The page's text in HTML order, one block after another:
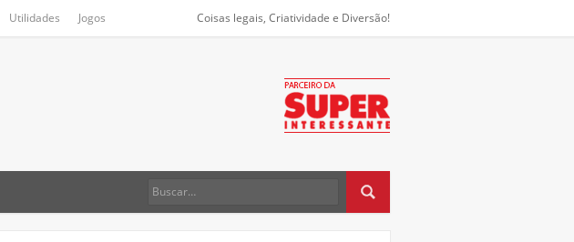
Utilidades Jogos Coisas legais, Criatividade e Diversão!